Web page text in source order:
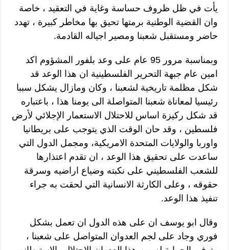
يأت في ظل ظروف حساسة وغاية في التعقيد ، خاصة
وان القضية الوطنية برمتها تحيق بها مخاطر كبيرة ، تهدد
حاضر ومستقبل شعبنا ومصير اجياله القادمة.
وبمناسبة مرور 95 عام على وعد بلفور المشؤوم اكد
امين عام جبهة التحرير الفلسطينية ان هذا الوعد قد
شكل مظلمة تاريخية لشعبنا ، وكان ومازال يشكل سببا
رئيسيا لمعاناة شعبنا المتواصلة الى يومنا هذا ، باعتباره
قد شكل ركيزة اساس للاحتلال الاستعمار الإجلائي لأرض
فلسطين ، وقد حان الوقت الذي يتوجب على بريطانيا
واوربا والولايات المتحدة الامريكية، ومجمل الدول التي
ساعدت على تحقيق هذا الوعد ، ان تقدم اعتذارها
للشعب الفلسطيني على نكبته وضياع اراضيه وسرقة
حقوقه ، وعلى الكارثة الانسانية التي لحقت به جراء
تنفيذ هذا الوعد.
وقال ابو يوسف ان على هذه الدول ان تعمل بشكل
فوري وجاد على لجم العدوان المتواصل على شعبنا ،